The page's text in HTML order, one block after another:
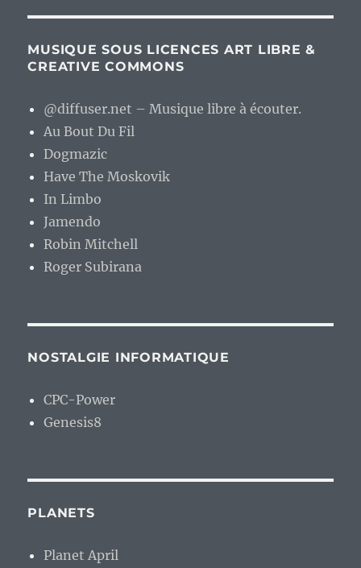
MUSIQUE SOUS LICENCES ART LIBRE &
CREATIVE COMMONS
@diffuser.net – Musique libre à écouter.
Au Bout Du Fil
Dogmazic
Have The Moskovik
In Limbo
Jamendo
Robin Mitchell
Roger Subirana
NOSTALGIE INFORMATIQUE
CPC-Power
Genesis8
PLANETS
Planet April